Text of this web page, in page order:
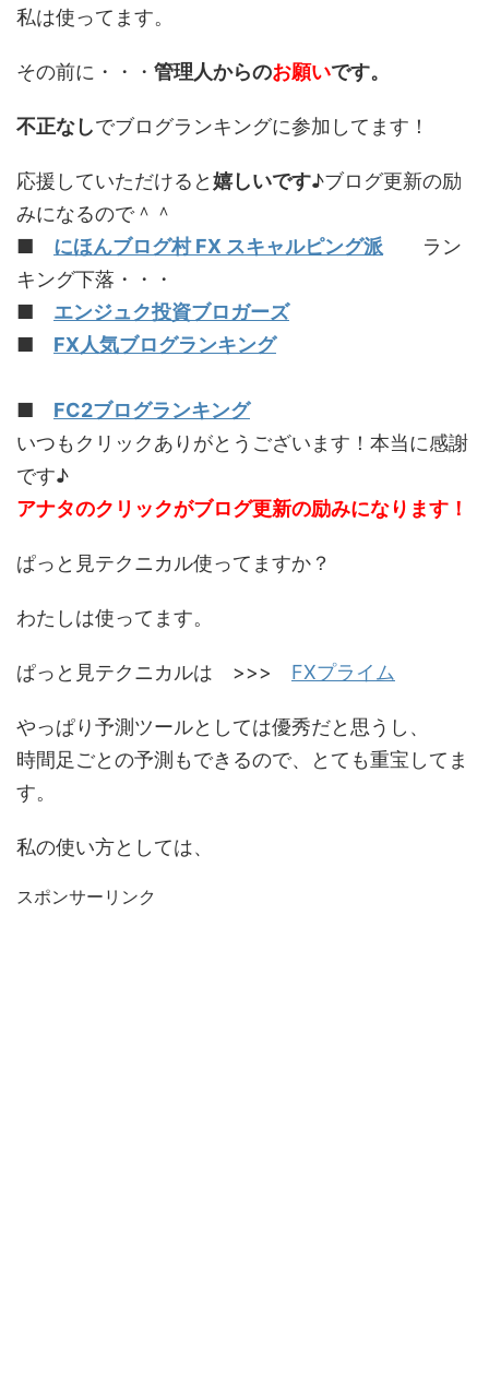
私は使ってます。
その前に・・・ 管理人からのお願いです。
不正なしでブログランキングに参加してます！
応援していただけると嬉しいです♪ブログ更新の励
みになるので＾＾
■ にほんブログ村 FX スキャルピング派
ラン
キング下落・・・
■ エンジュク投資ブロガーズ
■ FX人気ブログランキング
■ FC2ブログランキング
いつもクリックありがとうございます！本当に感謝
です♪
アナタのクリックがブログ更新の励みになります！
ぱっと見テクニカル使ってますか？
わたしは使ってます。
ぱっと見テクニカルは >>> FXプライム
やっぱり予測ツールとしては優秀だと思うし、
時間足ごとの予測もできるので、とても重宝してま
す。
私の使い方としては、
スポンサーリンク